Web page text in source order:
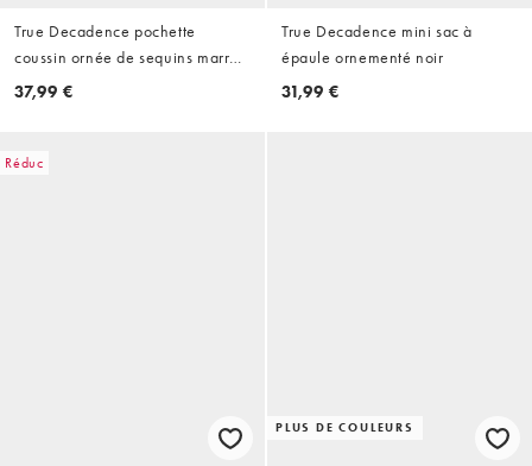
True Decadence pochette
coussin ornée de sequins marron
chocolat
37,99 €
True Decadence mini sac à
épaule ornementé noir
31,99 €
Réduc
PLUS DE COULEURS